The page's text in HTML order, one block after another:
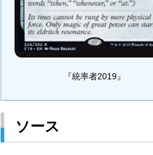
『統率者2019』
ソース